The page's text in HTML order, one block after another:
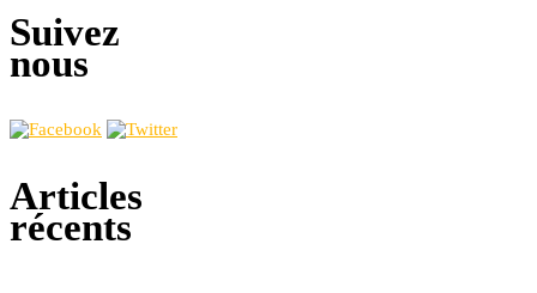
Suivez
nous
Articles
récents